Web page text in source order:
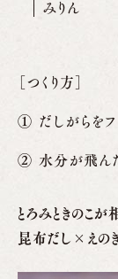
みりん
［つくり方］
だしがらをフ
水分が飛ん
とろみときのこが
昆布だし×えの